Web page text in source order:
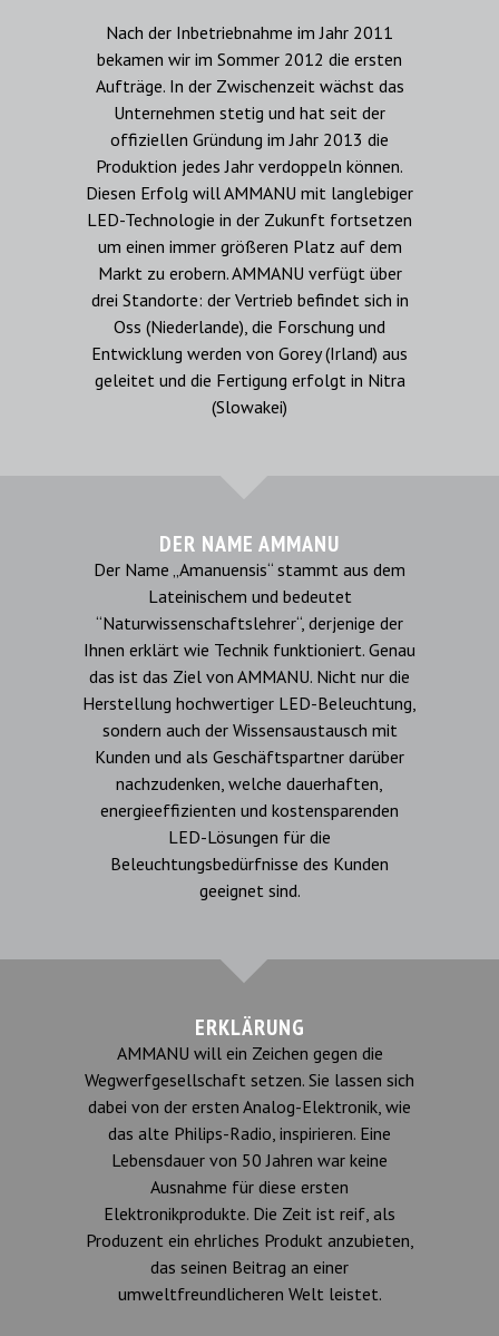
Nach der Inbetriebnahme im Jahr 2011
bekamen wir im Sommer 2012 die ersten
Aufträge. In der Zwischenzeit wächst das
Unternehmen stetig und hat seit der
offiziellen Gründung im Jahr 2013 die
Produktion jedes Jahr verdoppeln können.
Diesen Erfolg will AMMANU mit langlebiger
LED-Technologie in der Zukunft fortsetzen
um einen immer größeren Platz auf dem
Markt zu erobern. AMMANU verfügt über
drei Standorte: der Vertrieb befindet sich in
Oss (Niederlande), die Forschung und
Entwicklung werden von Gorey (Irland) aus
geleitet und die Fertigung erfolgt in Nitra
(Slowakei)
DER NAME AMMANU
Der Name „Amanuensis“ stammt aus dem
Lateinischem und bedeutet
“Naturwissenschaftslehrer“, derjenige der
Ihnen erklärt wie Technik funktioniert. Genau
das ist das Ziel von AMMANU. Nicht nur die
Herstellung hochwertiger LED-Beleuchtung,
sondern auch der Wissensaustausch mit
Kunden und als Geschäftspartner darüber
nachzudenken, welche dauerhaften,
energieeffizienten und kostensparenden
LED-Lösungen für die
Beleuchtungsbedürfnisse des Kunden
geeignet sind.
ERKLÄRUNG
AMMANU will ein Zeichen gegen die
Wegwerfgesellschaft setzen. Sie lassen sich
dabei von der ersten Analog-Elektronik, wie
das alte Philips-Radio, inspirieren. Eine
Lebensdauer von 50 Jahren war keine
Ausnahme für diese ersten
Elektronikprodukte. Die Zeit ist reif, als
Produzent ein ehrliches Produkt anzubieten,
das seinen Beitrag an einer
umweltfreundlicheren Welt leistet.